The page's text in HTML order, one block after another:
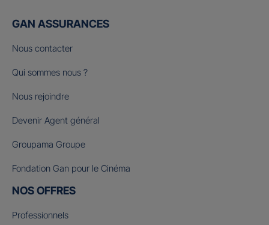
GAN ASSURANCES
Nous contacter
Qui sommes nous ?
Nous rejoindre
Devenir Agent général
Groupama Groupe
Fondation Gan pour le Cinéma
NOS OFFRES
Professionnels